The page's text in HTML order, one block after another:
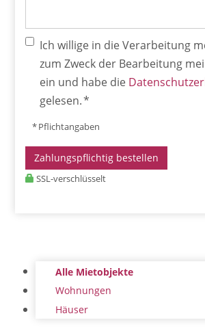
Ich willige in die Verarbeitung
zum Zweck der Bearbeitung
ein und habe die
gelesen. *
* Pflichtangaben
Zahlungspflichtig bestellen
SSL-verschlüsselt
Alle Mietobjekte
Wohnungen
Häuser